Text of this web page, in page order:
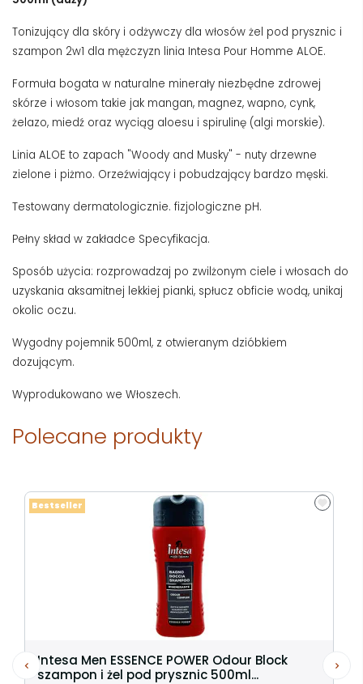
Tonizujący dla skóry i odżywczy dla włosów żel pod prysznic i
szampon 2w1 dla mężczyzn linia Intesa Pour Homme ALOE.
Formuła bogata w naturalne minerały niezbędne zdrowej
skórze i włosom takie jak mangan, magnez, wapno, cynk,
żelazo, miedź oraz wyciąg aloesu i spirulinę (algi morskie).
Linia ALOE to zapach "Woody and Musky" - nuty drzewne
zielone i piżmo. Orzeźwiający i pobudzający bardzo męski.
Testowany dermatologicznie. fizjologiczne pH.
Pełny skład w zakładce Specyfikacja.
Sposób użycia: rozprowadzaj po zwilżonym ciele i włosach do
uzyskania aksamitnej lekkiej pianki, spłucz obficie wodą, unikaj
okolic oczu.
Wygodny pojemnik 500ml, z otwieranym dzióbkiem
dozującym.
Wyprodukowano we Włoszech.
Polecane produkty
Intesa Men ESSENCE POWER Odour Block
szampon i żel pod prysznic 500ml...
Bestseller